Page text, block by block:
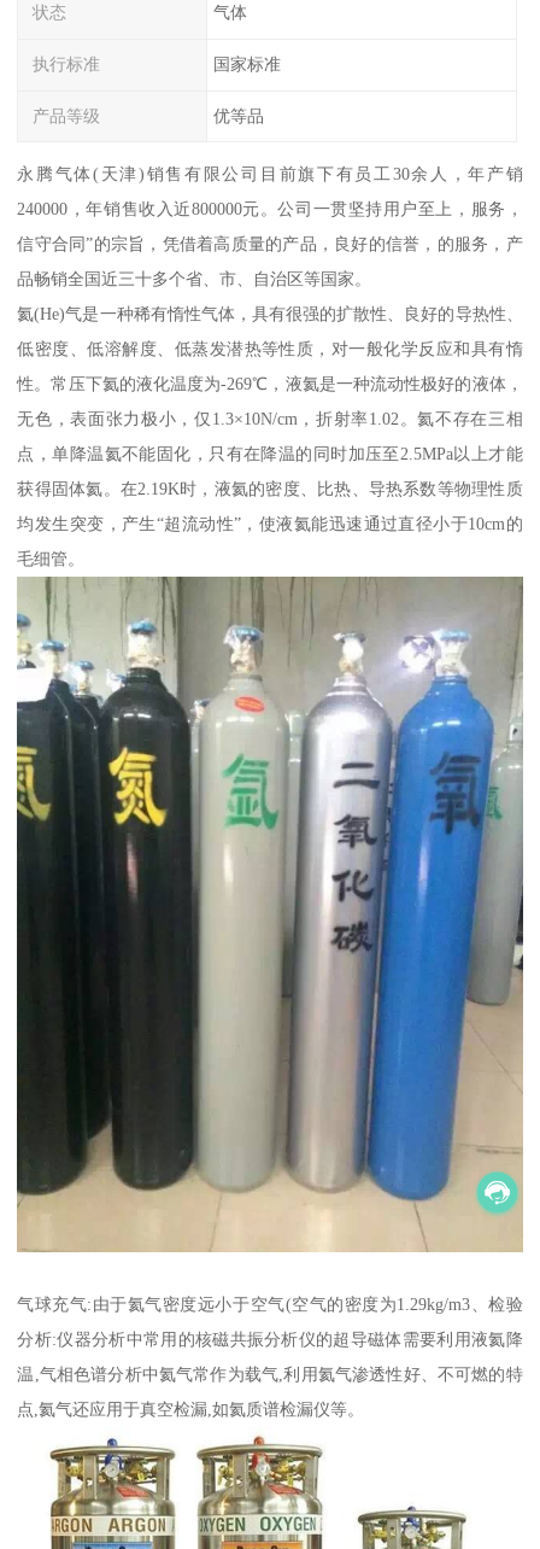
状态 气体
执行标准 国家标准
产品等级 优等品
永腾气体(天津)销售有限公司目前旗下有员工30余人，年产销
240000，年销售收入近800000元。公司一贯坚持用户至上，服务，
信守合同”的宗旨，凭借着高质量的产品，良好的信誉，的服务，产
品畅销全国近三十多个省、市、自治区等国家。
氦(He)气是一种稀有惰性气体，具有很强的扩散性、良好的导热性、
低密度、低溶解度、低蒸发潜热等性质，对一般化学反应和具有惰
性。常压下氦的液化温度为-269℃，液氦是一种流动性极好的液体，
无色，表面张力极小，仅1.3×10N/cm，折射率1.02。氦不存在三相
点，单降温氦不能固化，只有在降温的同时加压至2.5MPa以上才能
获得固体氦。在2.19K时，液氦的密度、比热、导热系数等物理性质
均发生突变，产生“超流动性”，使液氦能迅速通过直径小于10cm的
毛细管。
气球充气:由于氦气密度远小于空气(空气的密度为1.29kg/m3、检验
分析:仪器分析中常用的核磁共振分析仪的超导磁体需要利用液氦降
温,气相色谱分析中氦气常作为载气,利用氦气渗透性好、不可燃的特
点,氦气还应用于真空检漏,如氦质谱检漏仪等。